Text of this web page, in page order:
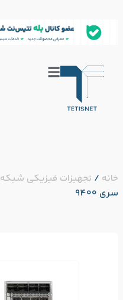
خانه / تجهیزات فیزیکی شبکه
سری 9400